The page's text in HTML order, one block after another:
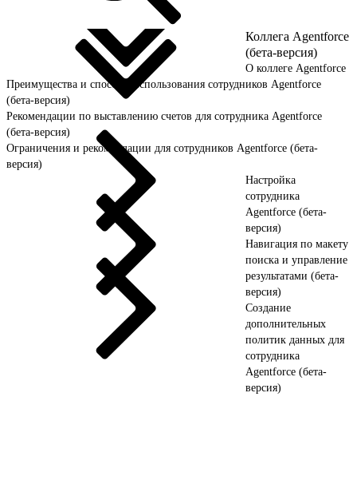
Коллега Agentforce
(бета-версия)
О коллеге Agentforce
Преимущества и способы использования сотрудников Agentforce
(бета-версия)
Рекомендации по выставлению счетов для сотрудника Agentforce
(бета-версия)
Ограничения и рекомендации для сотрудников Agentforce (бета-
версия)
Настройка
сотрудника
Agentforce (бета-
версия)
Навигация по макету
поиска и управление
результатами (бета-
версия)
Создание
дополнительных
политик данных для
сотрудника
Agentforce (бета-
версия)